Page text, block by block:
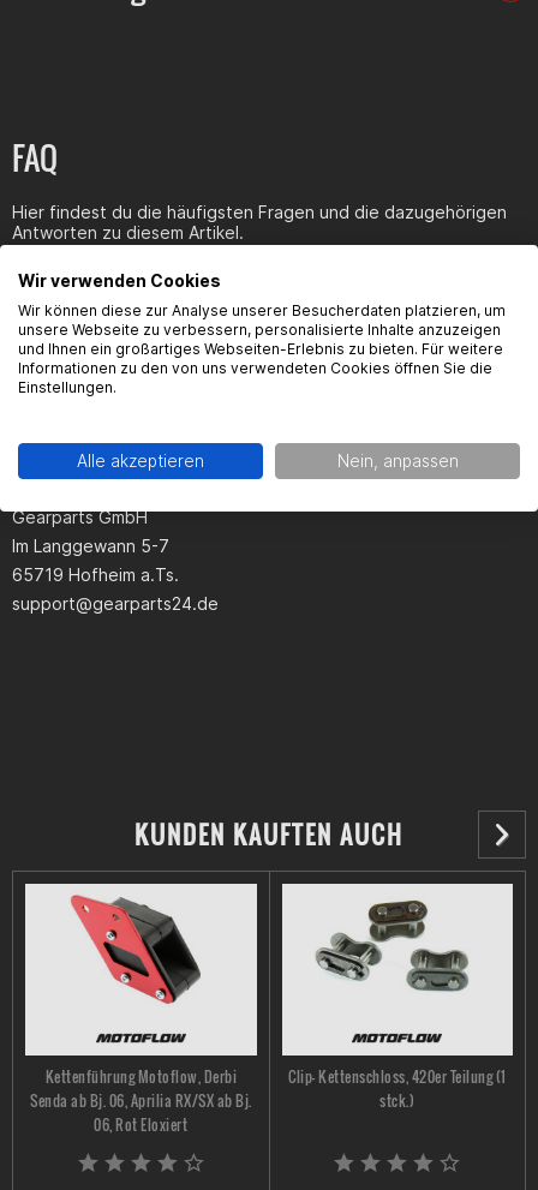
FAQ
Hier findest du die häufigsten Fragen und die dazugehörigen
Antworten zu diesem Artikel.
Produktsicherheit
Hersteller:
Gearparts GmbH
Im Langgewann 5-7
65719 Hofheim a.Ts.
support@gearparts24.de
KUNDEN KAUFTEN AUCH
Kettenführung Motoflow, Derbi
Senda ab Bj. 06, Aprilia RX/SX ab Bj.
06, Rot Eloxiert
Clip- Kettenschloss, 420er Teilung (1
stck.)
Wir verwenden Cookies
Wir können diese zur Analyse unserer Besucherdaten platzieren, um
unsere Webseite zu verbessern, personalisierte Inhalte anzuzeigen
und Ihnen ein großartiges Webseiten-Erlebnis zu bieten. Für weitere
Informationen zu den von uns verwendeten Cookies öffnen Sie die
Einstellungen.
Alle akzeptieren Nein, anpassen